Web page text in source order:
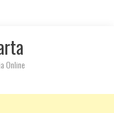
Online